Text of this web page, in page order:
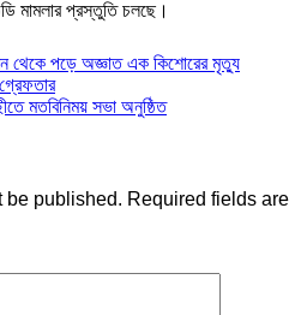
মামলার প্রস্তুতি চলছে।
থেকে পড়ে অজ্ঞাত এক কিশোরের মৃত্যু
মতবিনিময় সভা অনুষ্ঠিত
be published. Required fields are